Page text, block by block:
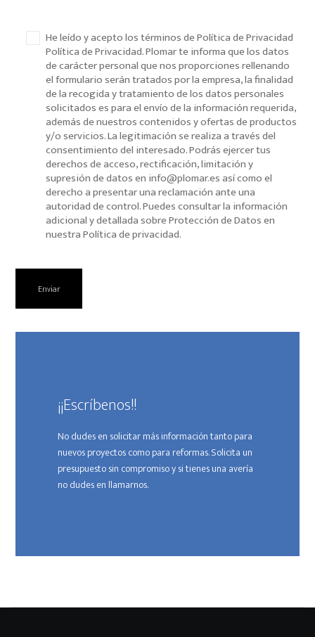
He leído y acepto los términos de Política de Privacidad
Política de Privacidad. Plomar te informa que los datos
de carácter personal que nos proporciones rellenando
el formulario serán tratados por la empresa, la finalidad
de la recogida y tratamiento de los datos personales
solicitados es para el envío de la información requerida,
además de nuestros contenidos y ofertas de productos
y/o servicios. La legitimación se realiza a través del
consentimiento del interesado. Podrás ejercer tus
derechos de acceso, rectificación, limitación y
supresión de datos en info@plomar.es así como el
derecho a presentar una reclamación ante una
autoridad de control. Puedes consultar la información
adicional y detallada sobre Protección de Datos en
nuestra Política de privacidad.
¡¡Escríbenos!!
No dudes en solicitar más información tanto para
nuevos proyectos como para reformas. Solicita un
presupuesto sin compromiso y si tienes una avería
no dudes en llamarnos.